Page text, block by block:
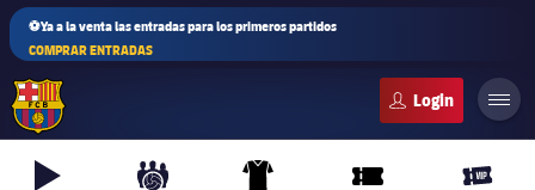
⚽Ya a la venta las entradas para los primeros partidos
COMPRAR ENTRADAS
b-play culers-ball uniform ticket-full ticket-